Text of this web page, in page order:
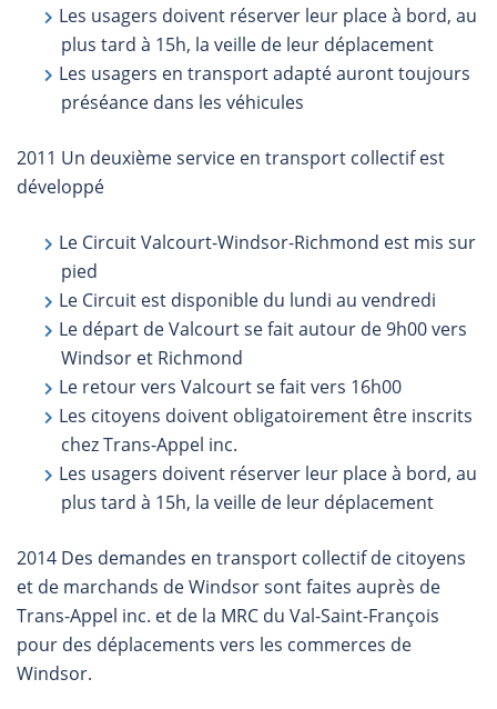
Les usagers doivent réserver leur place à bord, au
plus tard à 15h, la veille de leur déplacement
Les usagers en transport adapté auront toujours
préséance dans les véhicules
2011 Un deuxième service en transport collectif est
développé
Le Circuit Valcourt-Windsor-Richmond est mis sur
pied
Le Circuit est disponible du lundi au vendredi
Le départ de Valcourt se fait autour de 9h00 vers
Windsor et Richmond
Le retour vers Valcourt se fait vers 16h00
Les citoyens doivent obligatoirement être inscrits
chez Trans-Appel inc.
Les usagers doivent réserver leur place à bord, au
plus tard à 15h, la veille de leur déplacement
2014 Des demandes en transport collectif de citoyens
et de marchands de Windsor sont faites auprès de
Trans-Appel inc. et de la MRC du Val-Saint-François
pour des déplacements vers les commerces de
Windsor.